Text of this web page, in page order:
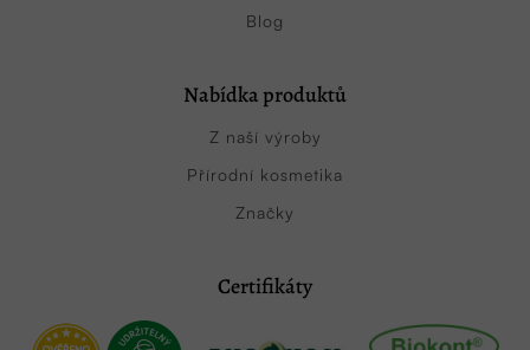
Blog
Nabídka produktů
Z naší výroby
Přírodní kosmetika
Značky
Certifikáty